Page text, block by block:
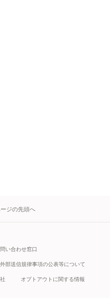
ージの先頭へ
い合わせ窓口
外部送信規律事項の公表等について
オプトアウトに関する情報